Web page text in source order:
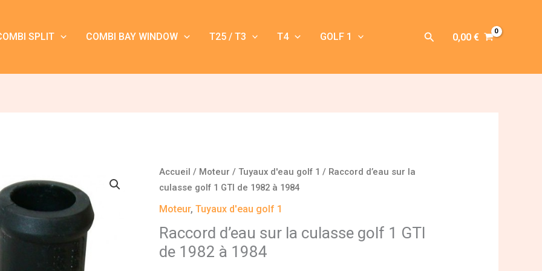
SPLIT COMBI BAY WINDOW T25 / T3 T4 GOLF 1 Rechercher
0,00 €
Accueil / Moteur /Tuyaux d'eau golf 1 / Raccord d’eau sur la
culasse golf 1 GTI de 1982 à 1984
Moteur,Tuyaux d'eau golf 1
Raccord d’eau sur la culasse golf 1 GTI
de 1982 à 1984